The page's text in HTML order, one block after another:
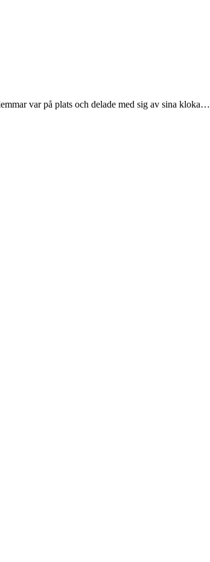
var på plats och delade med sig av sina kloka…